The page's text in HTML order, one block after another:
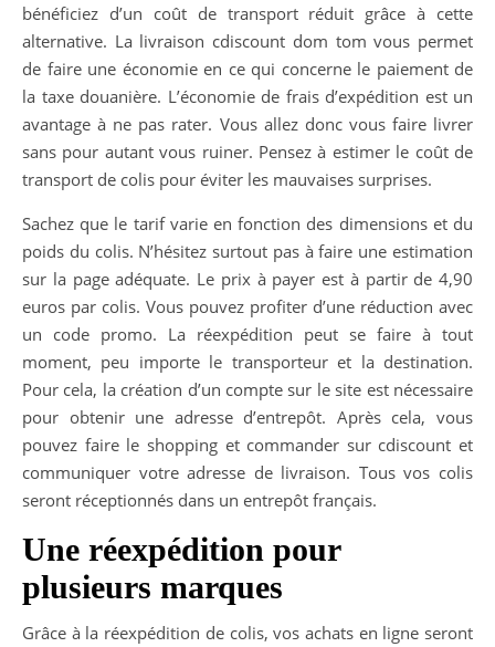
bénéficiez d’un coût de transport réduit grâce à cette
alternative. La livraison cdiscount dom tom vous permet
de faire une économie en ce qui concerne le paiement de
la taxe douanière. L’économie de frais d’expédition est un
avantage à ne pas rater. Vous allez donc vous faire livrer
sans pour autant vous ruiner. Pensez à estimer le coût de
transport de colis pour éviter les mauvaises surprises.
Sachez que le tarif varie en fonction des dimensions et du
poids du colis. N’hésitez surtout pas à faire une estimation
sur la page adéquate. Le prix à payer est à partir de 4,90
euros par colis. Vous pouvez profiter d’une réduction avec
un code promo. La réexpédition peut se faire à tout
moment, peu importe le transporteur et la destination.
Pour cela, la création d’un compte sur le site est nécessaire
pour obtenir une adresse d’entrepôt. Après cela, vous
pouvez faire le shopping et commander sur cdiscount et
communiquer votre adresse de livraison. Tous vos colis
seront réceptionnés dans un entrepôt français.
Une réexpédition pour
plusieurs marques
Grâce à la réexpédition de colis, vos achats en ligne seront